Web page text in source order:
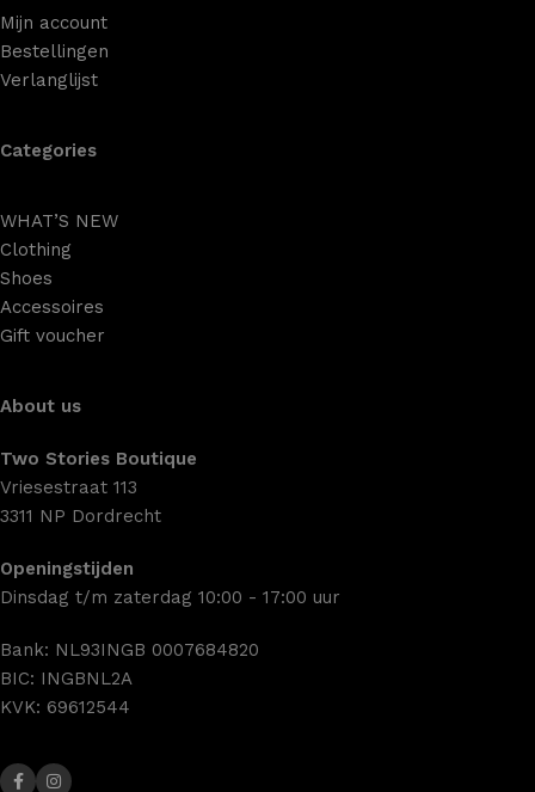
Mijn account
Bestellingen
Verlanglijst
Categories
WHAT’S NEW
Clothing
Shoes
Accessoires
Gift voucher
About us
Two Stories Boutique
Vriesestraat 113
3311 NP Dordrecht
Openingstijden
Dinsdag t/m zaterdag 10:00 - 17:00 uur
Bank: NL93INGB 0007684820
BIC: INGBNL2A
KVK: 69612544